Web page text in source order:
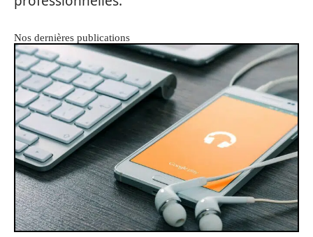
Nos dernières publications